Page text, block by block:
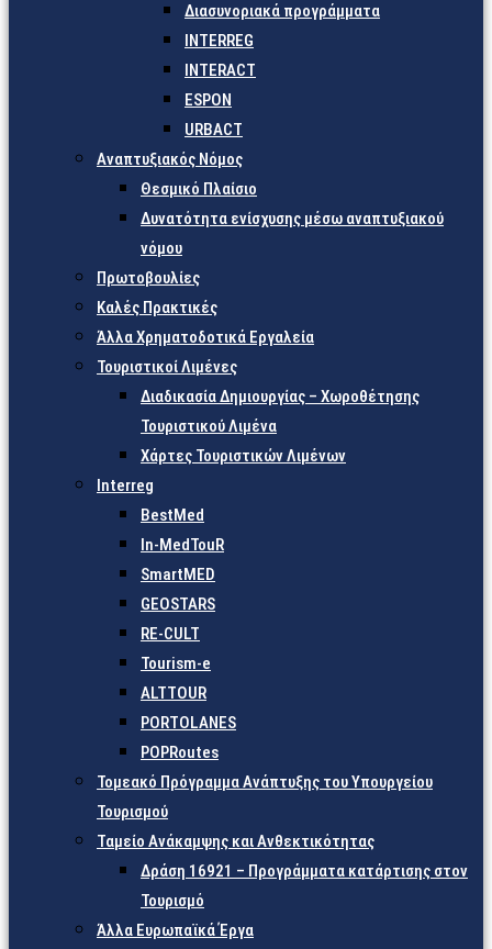
Διασυνοριακά προγράμματα
INTERREG
INTERACT
ESPON
URBACT
Αναπτυξιακός Νόμος
Θεσμικό Πλαίσιο
Δυνατότητα ενίσχυσης μέσω αναπτυξιακού
νόμου
Πρωτοβουλίες
Καλές Πρακτικές
Άλλα Χρηματοδοτικά Εργαλεία
Τουριστικοί Λιμένες
Διαδικασία Δημιουργίας – Χωροθέτησης
Τουριστικού Λιμένα
Χάρτες Τουριστικών Λιμένων
Interreg
BestMed
In-MedTouR
SmartMED
GEOSTARS
RE-CULT
Tourism-e
ALTTOUR
PORTOLANES
POPRoutes
Τομεακό Πρόγραμμα Ανάπτυξης του Υπουργείου
Τουρισμού
Ταμείο Ανάκαμψης και Ανθεκτικότητας
Δράση 16921 – Προγράμματα κατάρτισης στον
Τουρισμό
Άλλα Ευρωπαϊκά Έργα